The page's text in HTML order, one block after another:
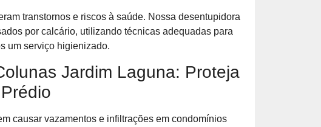
transtornos e riscos à saúde. Nossa desentupidora
por calcário, utilizando técnicas adequadas para
um serviço higienizado.
Jardim Laguna: Proteja
causar vazamentos e infiltrações em condomínios